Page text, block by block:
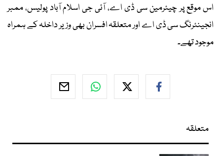
اس موقع پر چیئرمین سی ڈی اے، آئی جی اسلام آباد پولیس، ممبر
انجینئرنگ سی ڈی اے اور متعلقہ افسران بھی وزیر داخلہ کے ہمراہ
موجود تھے۔
متعلقہ